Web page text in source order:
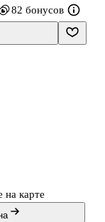
82 бонусов
на карте